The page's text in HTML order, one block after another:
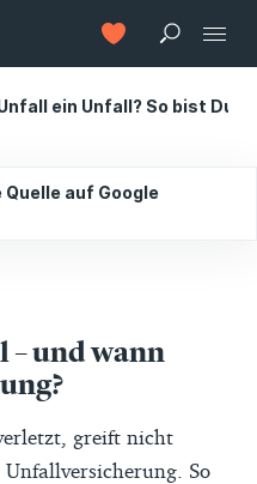
ein Unfall? So bist Du
auf Google
– und wann
greift nicht
So